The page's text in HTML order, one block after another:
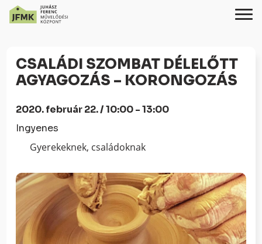
Content
navigációhoz
CSALÁDI SZOMBAT DÉLELŐTT
AGYAGOZÁS – KORONGOZÁS
2020. február 22. / 10:00 - 13:00
Ingyenes
Gyerekeknek, családoknak